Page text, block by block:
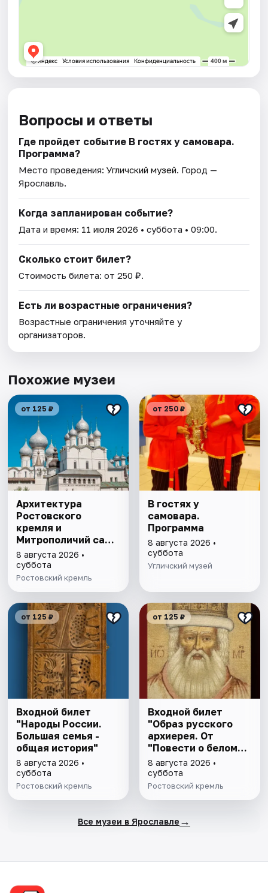
Вопросы и ответы
Где пройдет событие В гостях у самовара.
Программа?
Место проведения:Угличский музей. Город —
Ярославль.
Когда запланирован событие?
Дата и время: 11 июля 2026 • суббота • 09:00.
Сколько стоит билет?
Стоимость билета: от 250 ₽.
Есть ли возрастные ограничения?
Возрастные ограничения уточняйте у
организаторов.
Похожие музеи
от 125 ₽
Архитектура
Ростовского
кремля и
Митрополичий сад,
выставка
"Митрополичье
варенье"
8 августа 2026 •
суббота
Ростовский кремль
от 250 ₽
В гостях у
самовара.
Программа
8 августа 2026 •
суббота
Угличский музей
от 125 ₽
Входной билет
"Народы России.
Большая семья -
общая история"
8 августа 2026 •
суббота
Ростовский кремль
от 125 ₽
Входной билет
"Образ русского
архиерея. От
"Повести о белом
клобуке" до
восстановления
патриаршества"
8 августа 2026 •
суббота
Ростовский кремль
Все музеи в Ярославле →